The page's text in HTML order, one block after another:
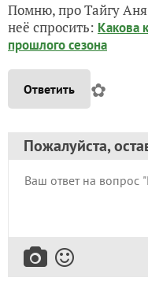
Помню, про Тайгу
неё спросить: Какова
прошлого сезона
Ответить ✿
Пожалуйста,